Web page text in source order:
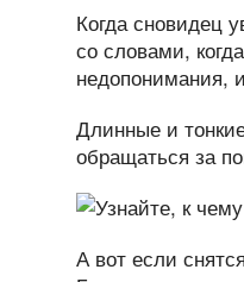
Когда сновидец
со словами,
недопонимания,
Длинные и
обращаться за
А вот если